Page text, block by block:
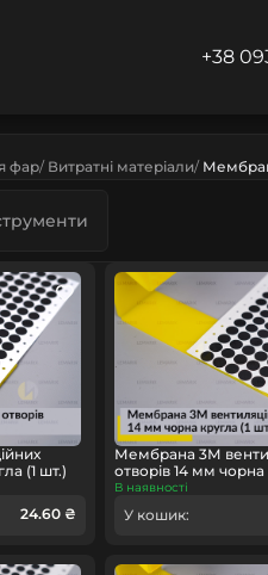
+38
фар Витратні матеріали
(1 шт.)
24.60 ₴
Мембрана 3М
отворів 14 мм чорна
В наявності
У кошик: